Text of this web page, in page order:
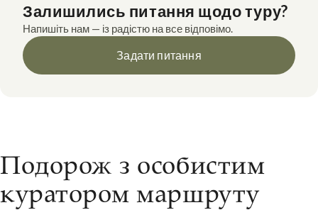
Залишились питання щодо туру?
Напишіть нам — із радістю на все відповімо.
Задати питання
Подорож з особистим
куратором маршруту